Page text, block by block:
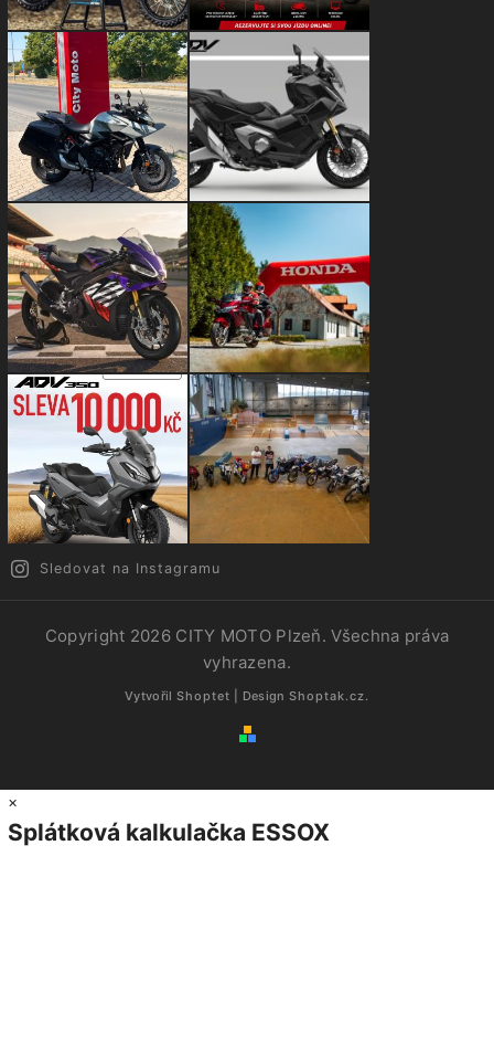
Sledovat na Instagramu
Copyright 2026 CITY MOTO Plzeň. Všechna práva
vyhrazena.
Vytvořil Shoptet | Design Shoptak.cz.
×
Splátková kalkulačka ESSOX